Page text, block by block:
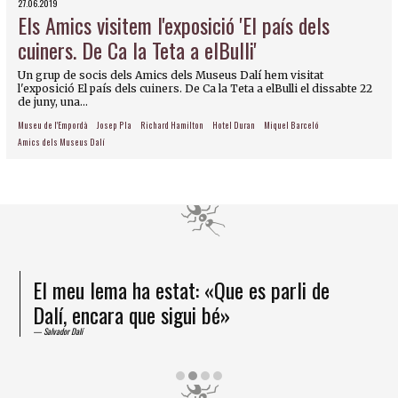
27.06.2019
Els Amics visitem l'exposició 'El país dels
cuiners. De Ca la Teta a elBulli'
Un grup de socis dels Amics dels Museus Dalí hem visitat
l'exposició El país dels cuiners. De Ca la Teta a elBulli el dissabte 22
de juny, una...
Museu de l'Empordà Josep Pla Richard Hamilton Hotel Duran
Miquel Barceló
Amics dels Museus Dalí
El meu lema ha estat: «Que es parli de
Dalí, encara que sigui bé»
Salvador Dalí